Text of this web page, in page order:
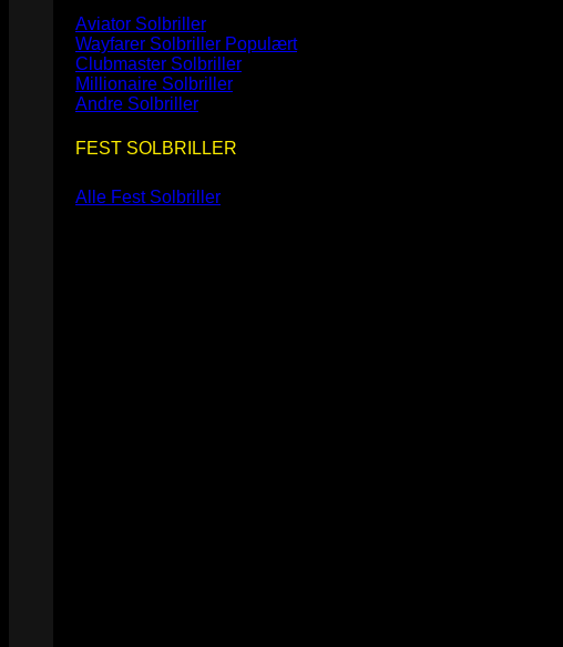
Aviator Solbriller
Wayfarer Solbriller
Clubmaster Solbriller
Millionaire Solbriller
Andre Solbriller
FEST SOLBRILLER
Alle Fest Solbriller